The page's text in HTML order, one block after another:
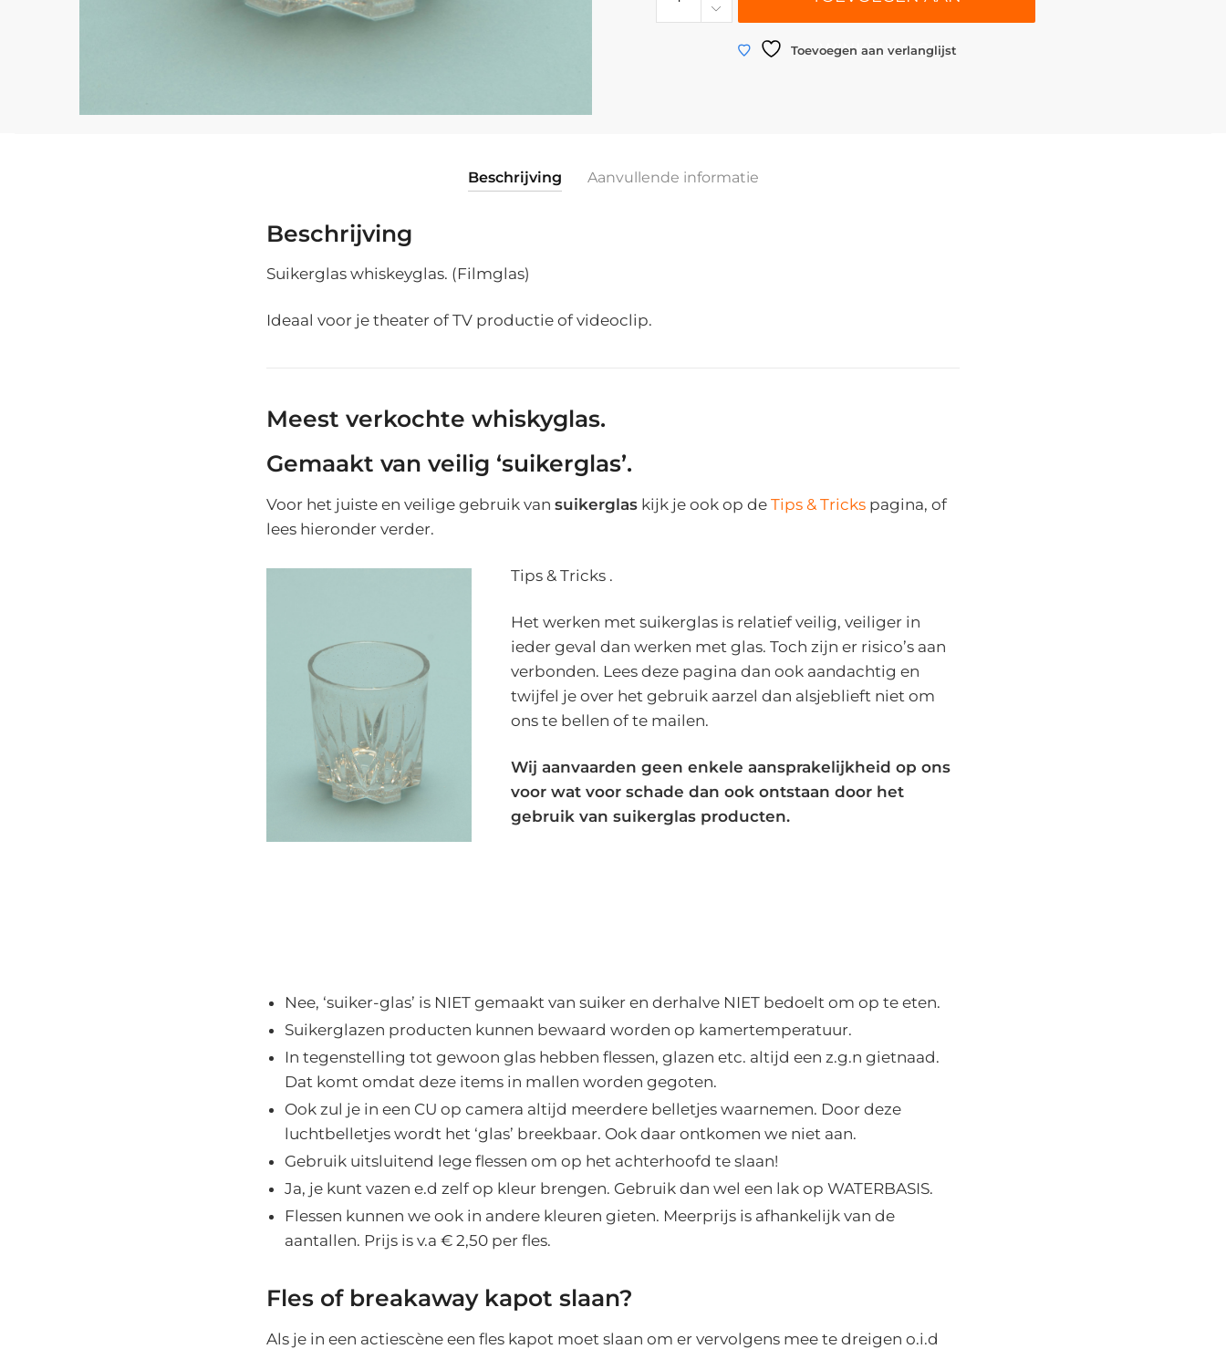
Whiskyglas
x
WINKELWAGEN
Toevoegen aan verlanglijst
Beschrijving Aanvullende informatie
Beschrijving
Suikerglas whiskeyglas. (Filmglas)
Ideaal voor je theater of TV productie of videoclip.
Meest verkochte whiskyglas.
Gemaakt van veilig ‘suikerglas’.
Voor het juiste en veilige gebruik vansuikerglas kijk je ook op deTips & Tricks pagina, of
lees hieronder verder.
Tips & Tricks .
Het werken met suikerglas is relatief veilig, veiliger in
ieder geval dan werken met glas. Toch zijn er risico’s aan
verbonden. Lees deze pagina dan ook aandachtig en
twijfel je over het gebruik aarzel dan alsjeblieft niet om
ons te bellen of te mailen.
Wij aanvaarden geen enkele aansprakelijkheid op ons
voor wat voor schade dan ook ontstaan door het
gebruik van suikerglas producten.
Nee, ‘suiker-glas’ is NIET gemaakt van suiker en derhalve NIET bedoelt om op te eten.
Suikerglazen producten kunnen bewaard worden op kamertemperatuur.
In tegenstelling tot gewoon glas hebben flessen, glazen etc. altijd een z.g.n gietnaad.
Dat komt omdat deze items in mallen worden gegoten.
Ook zul je in een CU op camera altijd meerdere belletjes waarnemen. Door deze
luchtbelletjes wordt het ‘glas’ breekbaar. Ook daar ontkomen we niet aan.
Gebruik uitsluitend lege flessen om op het achterhoofd te slaan!
Ja, je kunt vazen e.d zelf op kleur brengen. Gebruik dan wel een lak op WATERBASIS.
Flessen kunnen we ook in andere kleuren gieten. Meerprijs is afhankelijk van de
aantallen. Prijs is v.a € 2,50 per fles.
Fles of breakaway kapot slaan?
Als je in een actiescène een fles kapot moet slaan om er vervolgens mee te dreigen o.i.d